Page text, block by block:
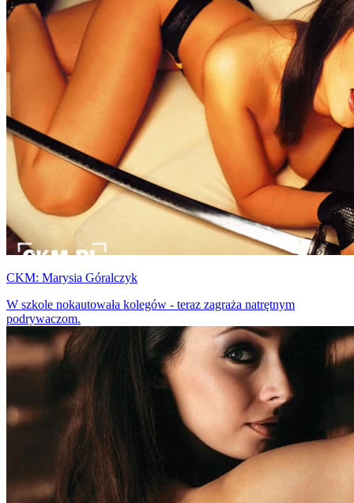
CKM: Marysia Góralczyk
W szkole nokautowała kolegów - teraz zagraża natrętnym
podrywaczom.